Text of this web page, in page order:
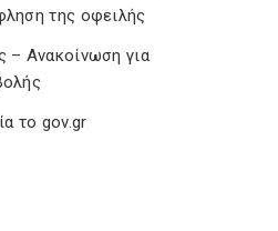
της οφειλής
– Ανακοίνωση για
το gov.gr